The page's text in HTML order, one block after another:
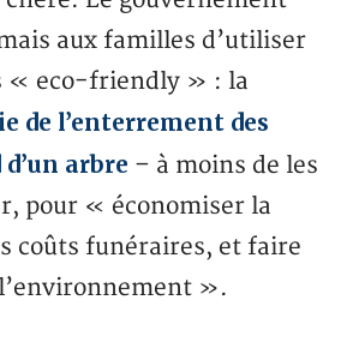
aux familles d’utiliser
« eco-friendly » : la
de l’enterrement des
arbre – à moins de les
pour « économiser la
coûts funéraires, et faire
».